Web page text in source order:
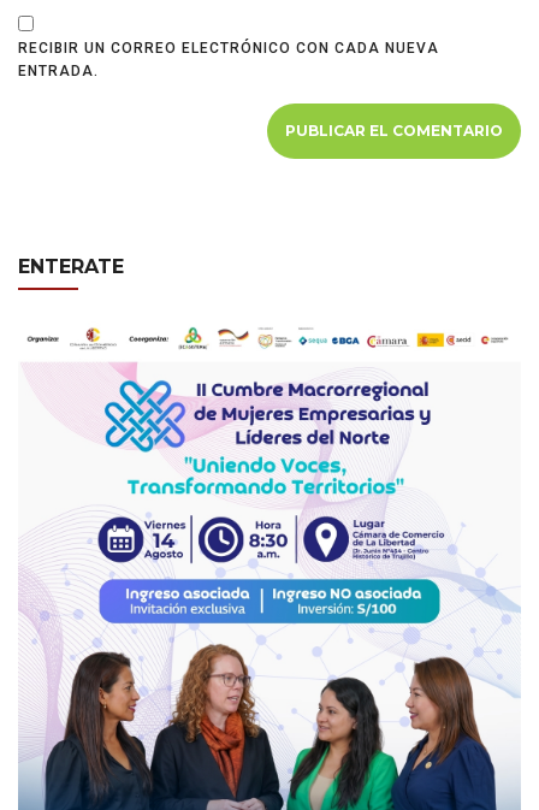
RECIBIR UN CORREO ELECTRÓNICO CON CADA NUEVA
ENTRADA.
ENTERATE